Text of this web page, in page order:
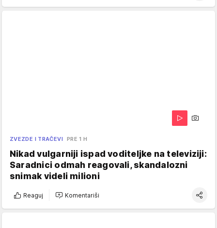
ZVEZDE I TRAČEVI PRE 1 H
Nikad vulgarniji ispad voditeljke na televiziji:
Saradnici odmah reagovali, skandalozni
snimak videli milioni
Reaguj Komentariši